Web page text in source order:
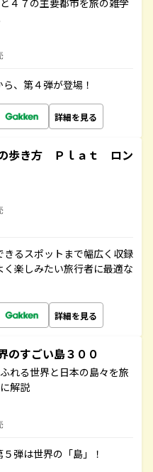
４７の主要都市を旅の雑学
、第４弾が登場！
詳細を見る
歩き方 Ｐｌａｔ ロン
るスポットまで幅広く収録
楽しみたい旅行者に最適な
詳細を見る
のすごい島３００
れる世界と日本の島々を旅
解説
弾は世界の「島」！